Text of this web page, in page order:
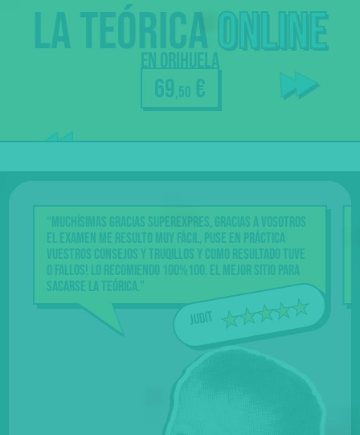
Lateóricaonline
en Orihuela
69,50 €
Sólo
69,50€
Accedes
durante
100 días
al curso
“Muchísimas gracias Superexpres, gracias a vosotros
el examen me resulto muy fácil, puse en práctica
vuestros consejos y truqillos y como resultado tuve
0 fallos! Lo recomiendo 100%100. El mejor sitio para
sacarse la teórica.”
Judit